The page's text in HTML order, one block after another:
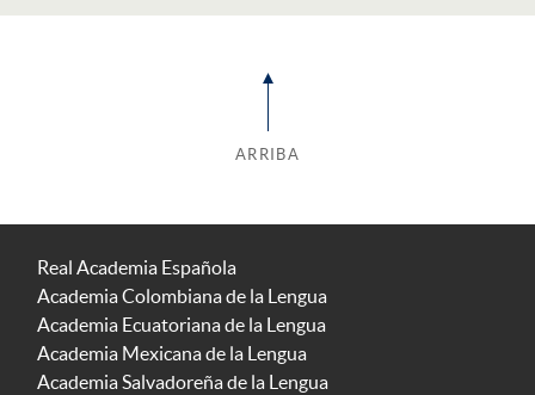
ARRIBA
Real Academia Española
Academia Colombiana de la Lengua
Academia Ecuatoriana de la Lengua
Academia Mexicana de la Lengua
Academia Salvadoreña de la Lengua